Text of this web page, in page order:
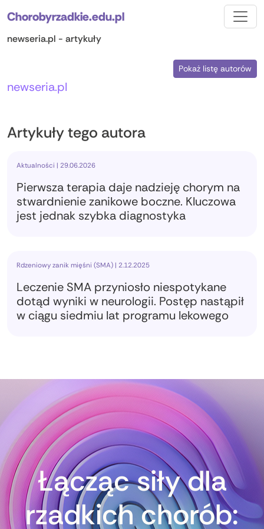
Chorobyrzadkie.edu.pl
newseria.pl - artykuły
Pokaż listę autorów
newseria.pl
Artykuły tego autora
Aktualności | 29.06.2026
Pierwsza terapia daje nadzieję chorym na
stwardnienie zanikowe boczne. Kluczowa
jest jednak szybka diagnostyka
Rdzeniowy zanik mięśni (SMA) | 2.12.2025
Leczenie SMA przyniosło niespotykane
dotąd wyniki w neurologii. Postęp nastąpił
w ciągu siedmiu lat programu lekowego
Łącząc siły dla
rzadkich chorób: